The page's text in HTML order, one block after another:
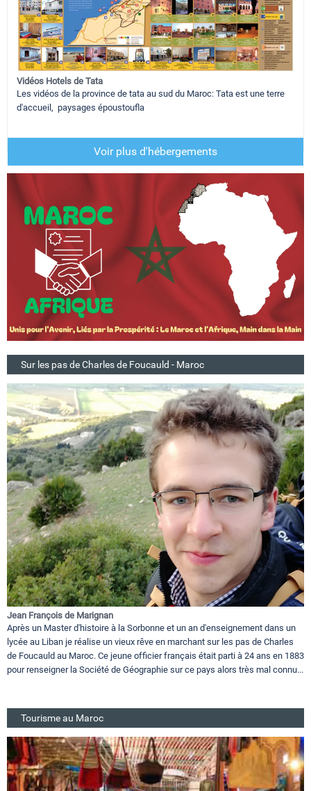
Vidéos Hotels de Tata
Les vidéos de la province de tata au sud du Maroc: Tata est une terre
d'accueil, paysages époustoufla
Voir plus d'hébergements
Sur les pas de Charles de Foucauld - Maroc
Jean François de Marignan
Après un Master d'histoire à la Sorbonne et un an d'enseignement dans un
lycée au Liban je réalise un vieux rêve en marchant sur les pas de Charles
de Foucauld au Maroc. Ce jeune officier français était parti à 24 ans en 1883
pour renseigner la Société de Géographie sur ce pays alors très mal connu...
Tourisme au Maroc